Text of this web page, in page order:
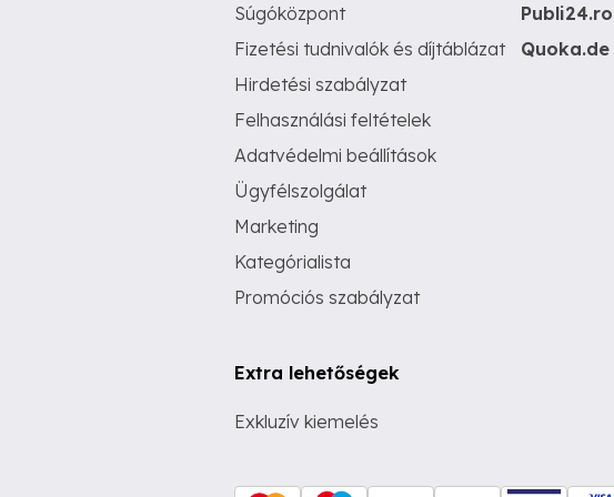
Súgóközpont
Fizetési tudnivalók és díjtáblázat
Hirdetési szabályzat
Felhasználási feltételek
Adatvédelmi beállítások
Ügyfélszolgálat
Marketing
Kategórialista
Promóciós szabályzat
Extra lehetőségek
Exkluzív kiemelés
Publi24.ro
Quoka.de